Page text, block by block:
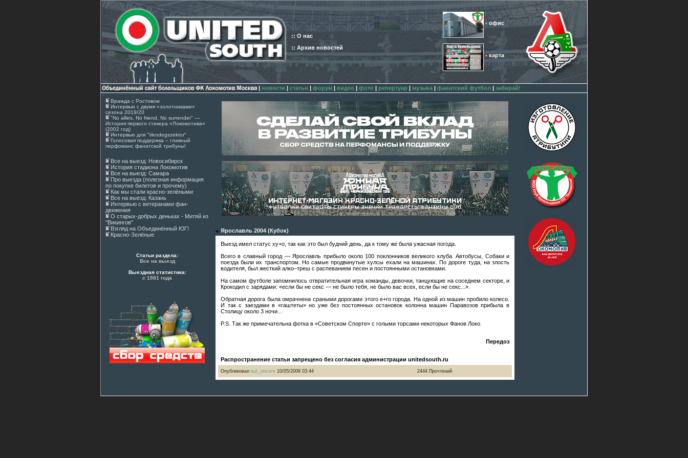
:: О нас
:: Архив новостей
- офис
- карта
| новости | статьи | форум | видео | фото | репертуар | музыка | фанатский футбол | забирай!
Вражда с Ростовом
Интервью с двумя «золотниками»
сезона 2019/20
"No allies, No friend, No surrender" —
История первого стикера «Локомотива»
(2002 год)
Интервью для "Vendegszektor"
Голосовая поддержка – главный
перфоманс фанатской трибуны!
Все на выезд: Новосибирск
История стадиона Локомотив
Все на выезд: Самара
Про выезда (полезная информация
по покупке билетов и прочему)
Как мы стали красно-зелёными
Все на выезд: Казань
Интервью с ветеранами фан-
движения
О старых-добрых деньках - Митяй из
"Викингов"
Взгляд на Объединённый ЮГ!
Красно-Зелёные
Статьи раздела:
Все на выезд
Выездная статистика:
с 1981 года
Ярославль 2004 (Кубок)
Выезд имел статус ху+о, так как это был будний день, да к тому же была ужасная погода.
Всего в славный город — Ярославль прибыло около 100 поклонников великого клуба. Автобусы, Собаки и
поезда были их транспортом. Но самые продвинутые хулсы ехали на машинах. По дороге туда, на злость
водителя, был жесткий алко–треш с раcпеванием песен и постоянными остановками.
На самом футболе запомнилось отвратительная игра команды, девочки, танцующие на соседнем секторе, и
Крокодил с зарядами: «если бы не секс — не было тебя, не было вас всех, если бы не секс...».
Обратная дорога была омрачнена сраными дорогами этого е+го города. На одной из машин пробило колесо.
И так с заездами в «гаштеты» но уже без постоянных остановок колонна машин Паравозов прибыла в
Столицу около 3 ночи...
P.S. Так же примечательна фотка в «Советском Спорте» с голыми торсами некоторых Фанов Локо.
Передоз
Распространение статьи запрещено без согласия администрации unitedsouth.ru
Опубликовал aut_vincere 10/05/2009 03:44 2444 Прочтений